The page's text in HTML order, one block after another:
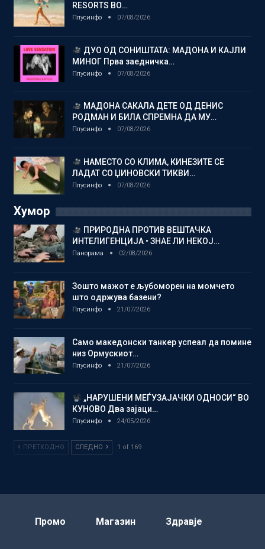
RESORTS ВО…
Плусинфо 07/08/2026
ДУО ОД СОНИШТАТА: МАДОНА И КАЈЛИ
МИНОГ Прва заедничка…
Плусинфо 07/08/2026
МАДОНА САКАЛА ДЕТЕ ОД ДЕНИС
РОДМАН И БИЛА СПРЕМНА ДА МУ…
Плусинфо 07/08/2026
НАМЕСТО СО КЛИМА, КИНЕЗИТЕ СЕ
ЛАДАТ СО ЏИНОВСКИ ТИКВИ…
Плусинфо 07/08/2026
Хумор
ПРИРОДНА ПРОТИВ ВЕШТАЧКА
ИНТЕЛИГЕНЦИЈА • ЗНАЕ ЛИ НЕКОЈ…
Панорама 02/08/2026
Зошто мажот е љубоморен на момчето
што одржува базени?
Плусинфо 21/07/2026
Само македонски танкер успеал да помине
низ Ормускиот…
Плусинфо 21/07/2026
„НАРУШЕНИ МЕЃУЗАЈАЧКИ ОДНОСИ“ ВО
КУНОВО Два зајаци…
Плусинфо 24/05/2026
ПРЕТХОДНО СЛЕДНО 1 of 169
Промо Магазин Здравје